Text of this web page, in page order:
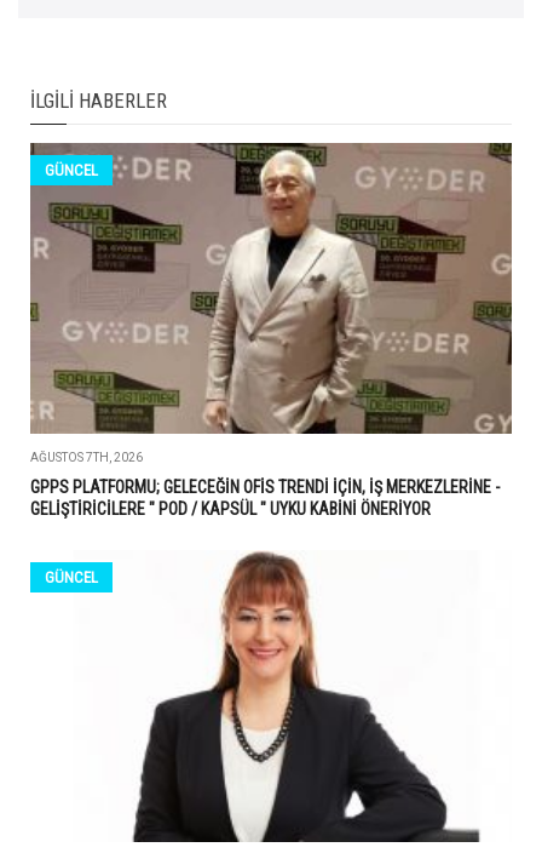
İLGILI HABERLER
GÜNCEL
AĞUSTOS 7TH, 2026
GPPS PLATFORMU; GELECEĞİN OFİS TRENDİ İÇİN, İŞ MERKEZLERİNE -
GELİŞTİRİCİLERE " POD / KAPSÜL " UYKU KABİNİ ÖNERİYOR
GÜNCEL